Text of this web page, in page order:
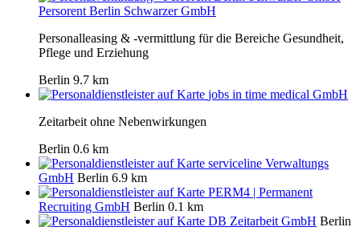
Persorent Berlin Schwarzer GmbH
Personalleasing & -vermittlung für die Bereiche Gesundheit,
Pflege und Erziehung
Berlin 9.7 km
jobs in time medical GmbH
Zeitarbeit ohne Nebenwirkungen
Berlin 0.6 km
serviceline Verwaltungs
GmbH Berlin 6.9 km
PERM4 | Permanent
Recruiting GmbH Berlin 0.1 km
DB Zeitarbeit GmbH Berlin